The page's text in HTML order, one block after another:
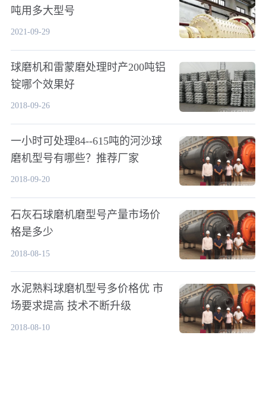
吨用多大型号
2021-09-29
球磨机和雷蒙磨处理时产200吨铝
锭哪个效果好
2018-09-26
一小时可处理84--615吨的河沙球
磨机型号有哪些？推荐厂家
2018-09-20
石灰石球磨机磨型号产量市场价
格是多少
2018-08-15
水泥熟料球磨机型号多价格优 市
场要求提高 技术不断升级
2018-08-10